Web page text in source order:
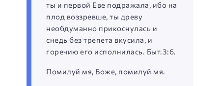
ты и первой Еве подражала, ибо на
плод воззревше, ты древу
необдуманно прикоснулась и
снедь без трепета вкусила, и
горечию его исполнилась. Быт.3:6.
Помилуй мя, Боже, помилуй мя.